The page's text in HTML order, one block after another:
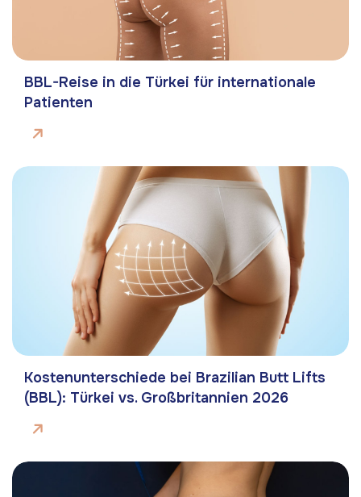
BBL-Reise in die Türkei für internationale
Patienten
Kostenunterschiede bei Brazilian Butt Lifts
(BBL): Türkei vs. Großbritannien 2026